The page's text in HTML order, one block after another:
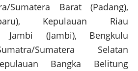
Sumatera Barat (Padang),
Kepulauan Riau
Jambi (Jambi), Bengkulu
Sumatera Selatan
Bangka Belitung